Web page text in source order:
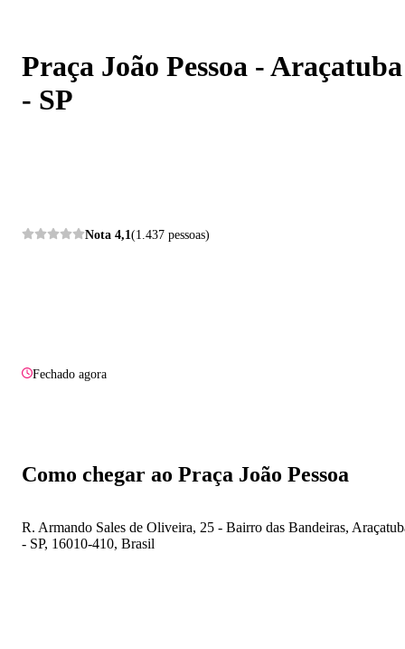
Praça João Pessoa - Araçatuba
- SP
Nota 4,1 (1.437 pessoas)
Fechado agora
Como chegar ao Praça João Pessoa
R. Armando Sales de Oliveira, 25 - Bairro das Bandeiras,
- SP, 16010-410, Brasil